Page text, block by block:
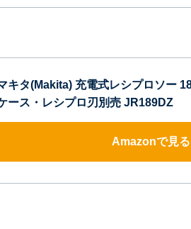
キタ(Makita) 充電式レシプロソー
ース・レシプロ刃別売 JR189DZ
Amazonで見る